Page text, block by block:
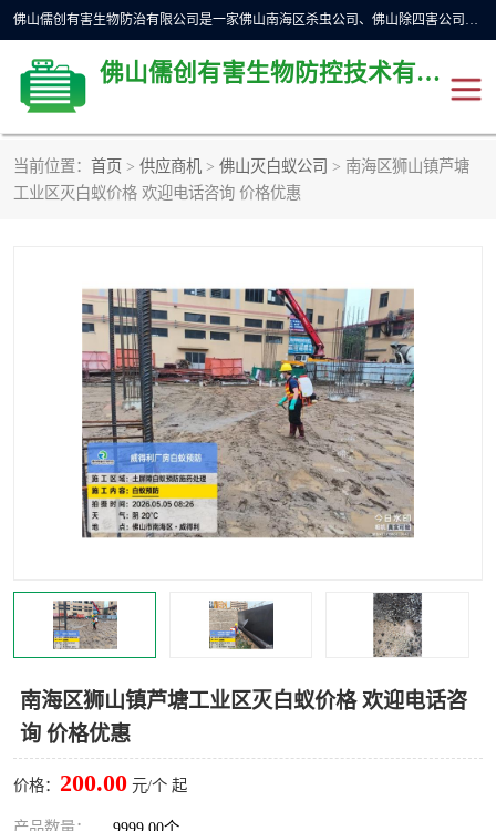
佛山儒创有害生物防治有限公司是一家佛山南海区杀虫公司、佛山除四害公司、佛山灭白蚁公司、佛山白蚁防治公司，让您远离虫害困扰。要问佛山白蚁防治哪家好？佛山儒创有害生物防治有限公司全佛山、广州，正规公司，上门勘查，可靠，售后有保障。
佛山儒创有害生物防控技术有限公司
当前位置： 首页 > 供应商机 > 佛山灭白蚁公司 > 南海区狮山镇芦塘
工业区灭白蚁价格 欢迎电话咨询 价格优惠
南海区狮山镇芦塘工业区灭白蚁价格 欢迎电话咨
询 价格优惠
价格： 200.00 元/个 起
除四害公司 佛山杀虫
佛山灭白蚁公司 佛山杀虫公司
佛山除四害公司 灭鼠
灭蜱虫 消杀
灭苍蝇 灭跳蚤
灭蚊虫 灭蟑螂
害虫防治